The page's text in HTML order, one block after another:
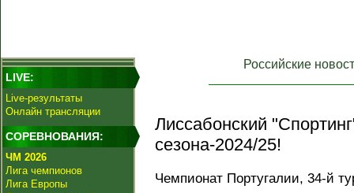
LIVE:
Live-результаты
Онлайн трансляции
СОРЕВНОВАНИЯ:
ЧМ 2026
Лига чемпионов
Лига Европы
Российские
Лиссабонский
сезона-2024/25!
Чемпионат Португалии, 34-й